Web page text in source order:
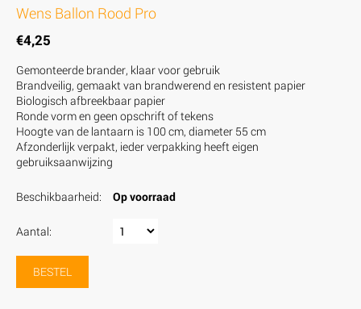
Wens Ballon Rood Pro
€4,25
Gemonteerde brander, klaar voor gebruik
Brandveilig, gemaakt van brandwerend en resistent papier
Biologisch afbreekbaar papier
Ronde vorm en geen opschrift of tekens
Hoogte van de lantaarn is 100 cm, diameter 55 cm
Afzonderlijk verpakt, ieder verpakking heeft eigen
gebruiksaanwijzing
Beschikbaarheid: Op voorraad
Aantal:
BESTEL